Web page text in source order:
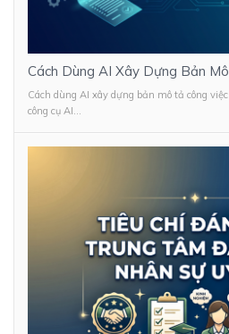
Cách Dùng AI Xây Dựng Bản
Cách dùng AI xây dựng bản mô tả công
công cụ AI...